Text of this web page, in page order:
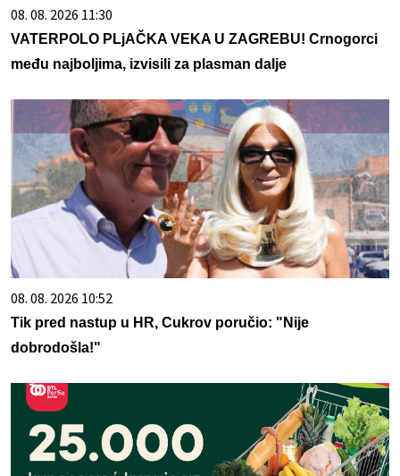
08. 08. 2026 11:30
VATERPOLO PLjAČKA VEKA U ZAGREBU! Crnogorci
među najboljima, izvisili za plasman dalje
08. 08. 2026 10:52
Tik pred nastup u HR, Cukrov poručio: "Nije
dobrodošla!"